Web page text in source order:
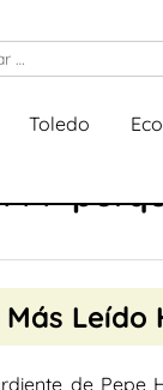
Toledo
PP
Más Leído
de Pepe